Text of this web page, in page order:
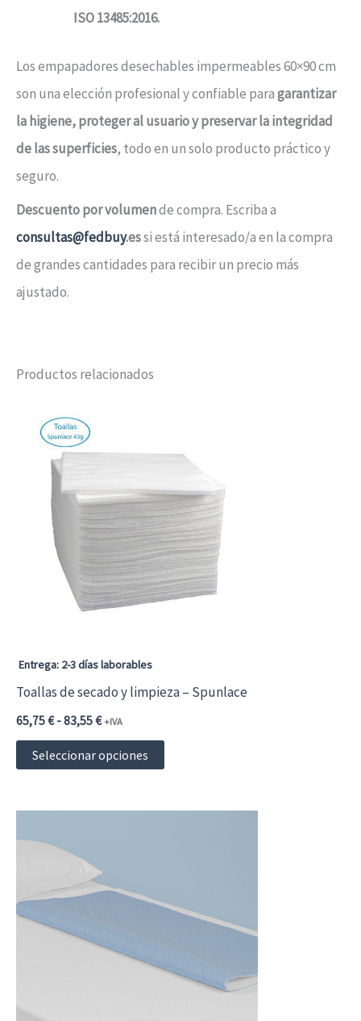
ISO 13485:2016.
Los empapadores desechables impermeables 60×90 cm
son una elección profesional y confiable paragarantizar
la higiene, proteger al usuario y preservar la integridad
de las superficies, todo en un solo producto práctico y
seguro.
Descuento por volumende compra. Escriba a
consultas@fedbuy.essi está interesado/a en la compra
de grandes cantidades para recibir un precio más
ajustado.
Productos relacionados
Entrega: 2-3 días laborables
Toallas de secado y limpieza – Spunlace
65,75€ -83,55€Rango
precios:
desde
83,55 €101,10 €
+IVA
Seleccionar opciones
Este
producto
opciones
pueden